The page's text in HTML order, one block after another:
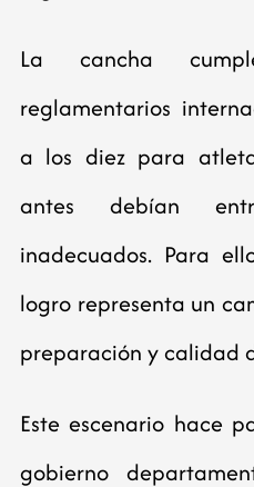
La cancha
reglamentarios
a los diez para
antes debían
inadecuados. Para
logro representa un
preparación y calidad
Este escenario hace
gobierno